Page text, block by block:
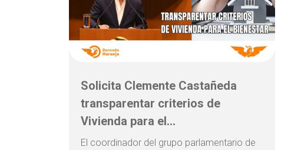
Solicita Clemente Castañeda
transparentar criterios de
Vivienda para el...
El coordinador del grupo parlamentario de